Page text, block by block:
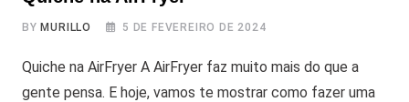
BYMURILLO 5 DE FEVEREIRO DE 2024
Quiche na AirFryer A AirFryer faz muito mais do que a
gente pensa. E hoje, vamos te mostrar como fazer uma